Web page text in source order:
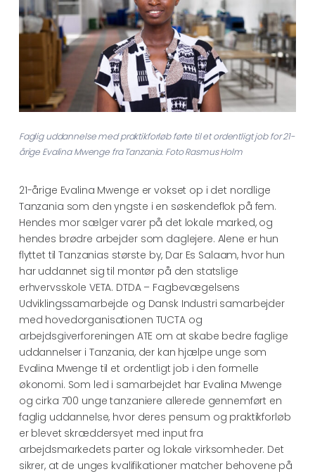
Faglig uddannelse med praktikforløb førte til et ordentligt job for 21-
årige Evalina Mwenge fra Tanzania. Foto Rasmus Holm
21-årige Evalina Mwenge er vokset op i det nordlige
Tanzania som den yngste i en søskendeflok på fem.
Hendes mor sælger varer på det lokale marked, og
hendes brødre arbejder som daglejere. Alene er hun
flyttet til Tanzanias største by, Dar Es Salaam, hvor hun
har uddannet sig til montør på den statslige
erhvervsskole VETA. DTDA – Fagbevægelsens
Udviklingssamarbejde og Dansk Industri samarbejder
med hovedorganisationen TUCTA og
arbejdsgiverforeningen ATE om at skabe bedre faglige
uddannelser i Tanzania, der kan hjælpe unge som
Evalina Mwenge til et ordentligt job i den formelle
økonomi. Som led i samarbejdet har Evalina Mwenge
og cirka 700 unge tanzaniere allerede gennemført en
faglig uddannelse, hvor deres pensum og praktikforløb
er blevet skræddersyet med input fra
arbejdsmarkedets parter og lokale virksomheder. Det
sikrer, at de unges kvalifikationer matcher behovene på